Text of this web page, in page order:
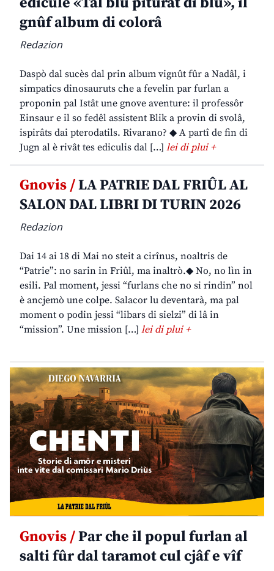
gnûf album di colorâ
Redazion
Daspò dal sucès dal prin album vignût fûr a Nadâl, i
simpatics dinosauruts che a fevelin par furlan a
proponin pal Istât une gnove aventure: il professôr
Einsaur e il so fedêl assistent Blik a provin di svolâ,
ispirâts dai pterodatils. Rivarano? ◆ A partî de fin di
Jugn al è rivât tes ediculis dal […] lei di plui +
Gnovis /LA PATRIE DAL FRIÛL AL
SALON DAL LIBRI DI TURIN 2026
Redazion
Dai 14 ai 18 di Mai no steit a cirînus, noaltris de
“Patrie”: no sarin in Friûl, ma inaltrò.◆ No, no lìn in
esili. Pal moment, jessi “furlans che no si rindin” nol
è ancjemò une colpe. Salacor lu deventarà, ma pal
moment o podin jessi “libars di sielzi” di lâ in
“mission”. Une mission […] lei di plui +
Gnovis /Par che il popul furlan al
salti fûr dal taramot cul cjâf e vîf